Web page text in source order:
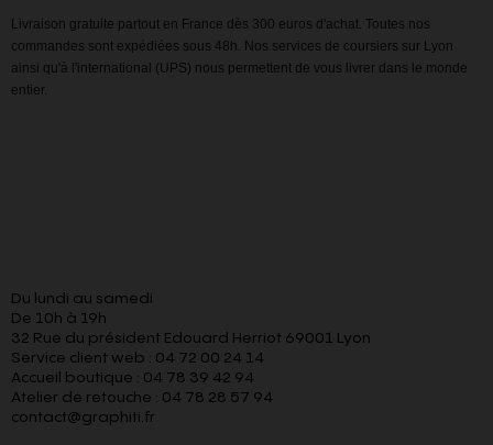
Livraison gratuite partout en France dès 300 euros d'achat. Toutes nos
commandes sont expédiées sous 48h. Nos services de coursiers sur Lyon
ainsi qu'à l'international (UPS) nous permettent de vous livrer dans le monde
entier.
Du lundi au samedi
De 10h à 19h
32 Rue du président Edouard Herriot 69001 Lyon
Service client web : 04 72 00 24 14
Accueil boutique : 04 78 39 42 94
Atelier de retouche : 04 78 28 57 94
contact@graphiti.fr